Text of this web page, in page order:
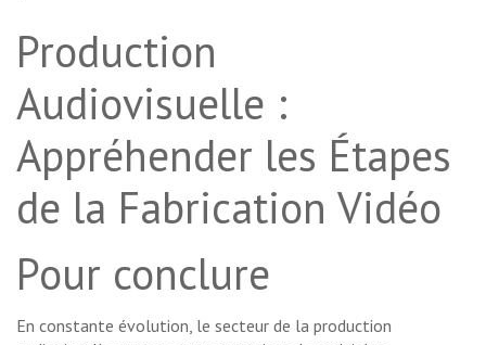
Production
Audiovisuelle :
Appréhender les Étapes
de la Fabrication Vidéo
Pour conclure
En constante évolution, le secteur de la production